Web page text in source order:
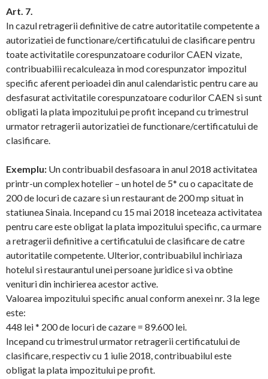
Art. 7.
In cazul retragerii definitive de catre autoritatile competente a
autorizatiei de functionare/certificatului de clasificare pentru
toate activitatile corespunzatoare codurilor CAEN vizate,
contribuabilii recalculeaza in mod corespunzator impozitul
specific aferent perioadei din anul calendaristic pentru care au
desfasurat activitatile corespunzatoare codurilor CAEN si sunt
obligati la plata impozitului pe profit incepand cu trimestrul
urmator retragerii autorizatiei de functionare/certificatului de
clasificare.
Exemplu: Un contribuabil desfasoara in anul 2018 activitatea
printr-un complex hotelier – un hotel de 5* cu o capacitate de
200 de locuri de cazare si un restaurant de 200 mp situat in
statiunea Sinaia. Incepand cu 15 mai 2018 inceteaza activitatea
pentru care este obligat la plata impozitului specific, ca urmare
a retragerii definitive a certificatului de clasificare de catre
autoritatile competente. Ulterior, contribuabilul inchiriaza
hotelul si restaurantul unei persoane juridice si va obtine
venituri din inchirierea acestor active.
Valoarea impozitului specific anual conform anexei nr. 3 la lege
este:
448 lei * 200 de locuri de cazare = 89.600 lei.
Incepand cu trimestrul urmator retragerii certificatului de
clasificare, respectiv cu 1 iulie 2018, contribuabilul este
obligat la plata impozitului pe profit.